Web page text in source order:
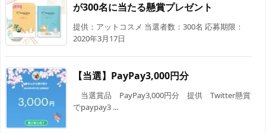
が300名に当たる懸賞プレゼント
提供：アットコスメ 当選者数：300名 応募期限：
2020年3月17日
【当選】PayPay3,000円分
当選賞品 PayPay3,000円分 提供 Twitter懸賞
でpaypay3 ...